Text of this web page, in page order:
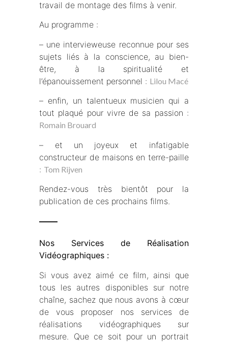
travail de montage des films à venir.
Au programme :
– une intervieweuse reconnue pour ses
sujets liés à la conscience, au bien-
être, à la spiritualité et
l’épanouissement personnel : Lilou Macé
– enfin, un talentueux musicien qui a
tout plaqué pour vivre de sa passion :
Romain Brouard
– et un joyeux et infatigable
constructeur de maisons en terre-paille
: Tom Rijven
Rendez-vous très bientôt pour la
publication de ces prochains films.
—–
Nos Services de Réalisation
Vidéographiques :
Si vous avez aimé ce film, ainsi que
tous les autres disponibles sur notre
chaîne, sachez que nous avons à cœur
de vous proposer nos services de
réalisations vidéographiques sur
mesure. Que ce soit pour un portrait